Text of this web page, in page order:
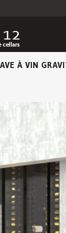
À VIN